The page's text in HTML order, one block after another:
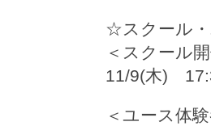
☆スクール
＜スクール
11/9(木)
＜ユース体